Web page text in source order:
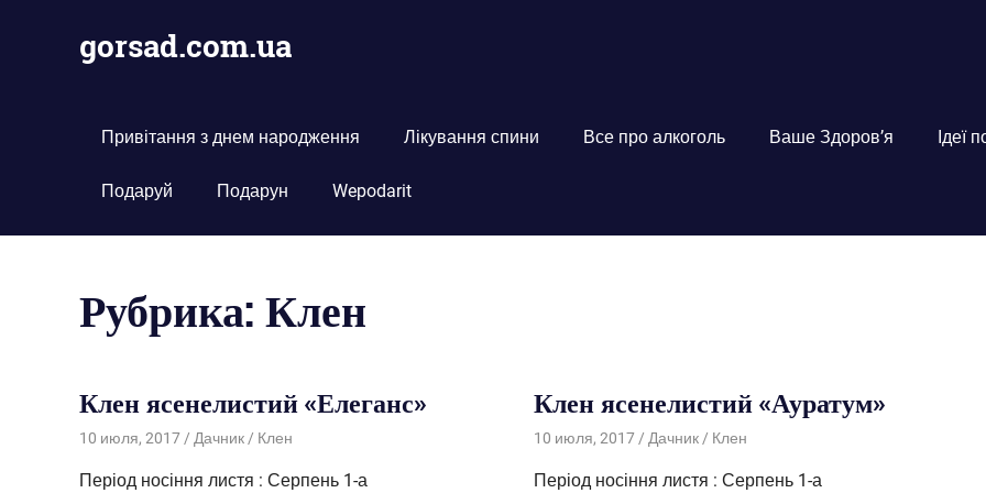
gorsad.com.ua
Привітання з днем народження Лікування спини Все про алкоголь Ваше Здоров’я Ідеї
Подаруй Подарун Wepodarit
Рубрика: Клен
Клен ясенелистий «Елеганс»
10 июля, 2017 Дачник Клен
Період носіння листя : Серпень 1-а
Клен ясенелистий «Ауратум»
10 июля, 2017 Дачник Клен
Період носіння листя : Серпень 1-а